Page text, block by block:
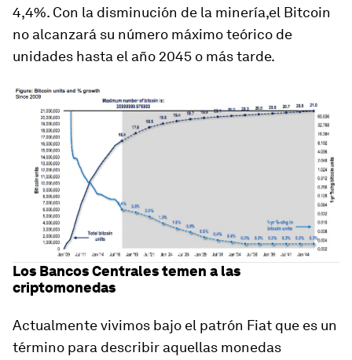
4,4%. Con la disminución de la minería,el Bitcoin
no alcanzará su número máximo teórico de
unidades hasta el año 2045 o más tarde.
Los Bancos Centrales temen a las
criptomonedas
Actualmente vivimos bajo el patrón Fiat que es un
término para describir aquellas monedas